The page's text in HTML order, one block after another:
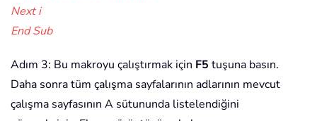
Next i
End Sub
Adım 3: Bu makroyu çalıştırmak için F5 tuşuna basın.
Daha sonra tüm çalışma sayfalarının adlarının mevcut
çalışma sayfasının A sütununda listelendiğini